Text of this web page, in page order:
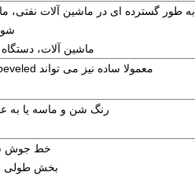
به طور گسترده ای در ماشین آلات نفتی،
ماشین آلات،
معمولا ساده نیز می تواند beveled و یا به عنوان مشتری مورد نیاز
رنگ شن و ماسه یا به
خط جوش
بخش طولی